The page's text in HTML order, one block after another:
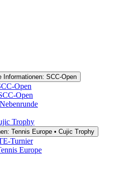
Informationen: SCC-Open
Open
Open
Trophy
Tennis Europe • Cujic Trophy
Turnier
Europe